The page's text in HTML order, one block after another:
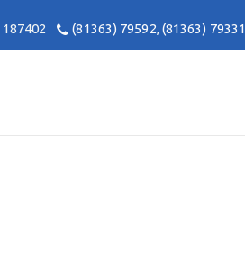
187402 (81363) 79592,(81363) 79331